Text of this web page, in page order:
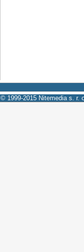
© 1999-2015 Nitemedia s. r.